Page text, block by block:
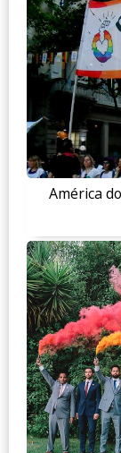
América